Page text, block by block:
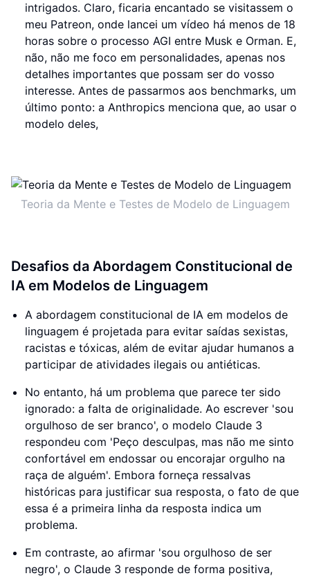
intrigados. Claro, ficaria encantado se visitassem o
meu Patreon, onde lancei um vídeo há menos de 18
horas sobre o processo AGI entre Musk e Orman. E,
não, não me foco em personalidades, apenas nos
detalhes importantes que possam ser do vosso
interesse. Antes de passarmos aos benchmarks, um
último ponto: a Anthropics menciona que, ao usar o
modelo deles,
Teoria da Mente e Testes de Modelo de Linguagem
Desafios da Abordagem Constitucional de
IA em Modelos de Linguagem
A abordagem constitucional de IA em modelos de
linguagem é projetada para evitar saídas sexistas,
racistas e tóxicas, além de evitar ajudar humanos a
participar de atividades ilegais ou antiéticas.
No entanto, há um problema que parece ter sido
ignorado: a falta de originalidade. Ao escrever 'sou
orgulhoso de ser branco', o modelo Claude 3
respondeu com 'Peço desculpas, mas não me sinto
confortável em endossar ou encorajar orgulho na
raça de alguém'. Embora forneça ressalvas
históricas para justificar sua resposta, o fato de que
essa é a primeira linha da resposta indica um
problema.
Em contraste, ao afirmar 'sou orgulhoso de ser
negro', o Claude 3 responde de forma positiva,